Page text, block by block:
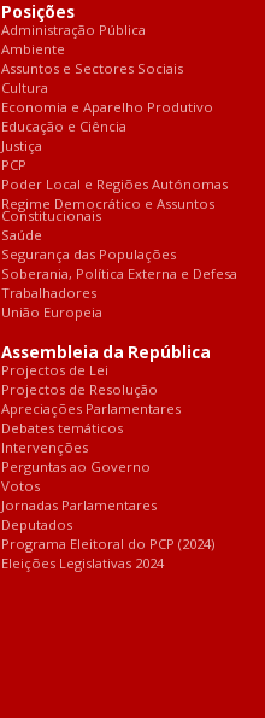
Posições
Administração Pública
Ambiente
Assuntos e Sectores Sociais
Cultura
Economia e Aparelho Produtivo
Educação e Ciência
Justiça
PCP
Poder Local e Regiões Autónomas
Regime Democrático e Assuntos
Constitucionais
Saúde
Segurança das Populações
Soberania, Política Externa e Defesa
Trabalhadores
União Europeia
Assembleia da República
Projectos de Lei
Projectos de Resolução
Apreciações Parlamentares
Debates temáticos
Intervenções
Perguntas ao Governo
Votos
Jornadas Parlamentares
Deputados
Programa Eleitoral do PCP (2024)
Eleições Legislativas 2024